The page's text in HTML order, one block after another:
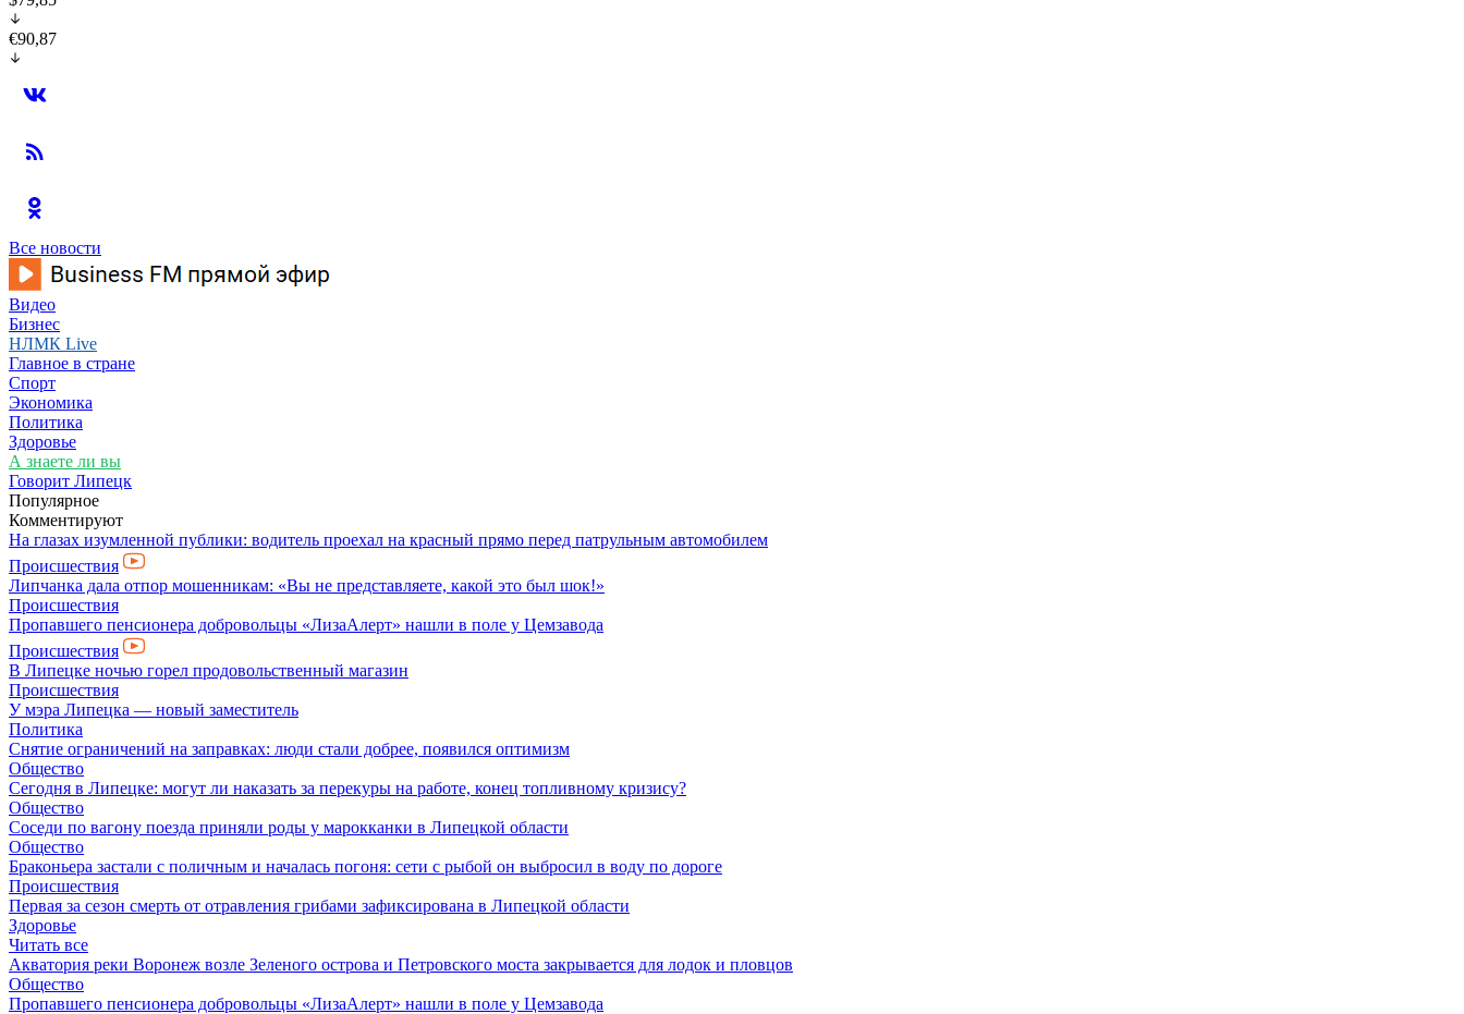
€90,87
Все новости
Видео
Бизнес
НЛМК Live
Главное в стране
Спорт
Экономика
Политика
Здоровье
А знаете ли вы
Говорит Липецк
Популярное
Комментируют
На глазах изумленной публики: водитель проехал на красный прямо перед патрульным автомобилем
Происшествия
Липчанка дала отпор мошенникам: «Вы не представляете, какой это был шок!»
Происшествия
Пропавшего пенсионера добровольцы «ЛизаАлерт» нашли в поле у Цемзавода
Происшествия
В Липецке ночью горел продовольственный магазин
Происшествия
У мэра Липецка — новый заместитель
Политика
Снятие ограничений на заправках: люди стали добрее, появился оптимизм
Общество
Сегодня в Липецке: могут ли наказать за перекуры на работе, конец топливному кризису?
Общество
Соседи по вагону поезда приняли роды у марокканки в Липецкой области
Общество
Браконьера застали с поличным и началась погоня: сети с рыбой он выбросил в воду по дороге
Происшествия
Первая за сезон смерть от отравления грибами зафиксирована в Липецкой области
Здоровье
Читать все
Акватория реки Воронеж возле Зеленого острова и Петровского моста закрывается для лодок и пловцов
Общество
Пропавшего пенсионера добровольцы «ЛизаАлерт» нашли в поле у Цемзавода